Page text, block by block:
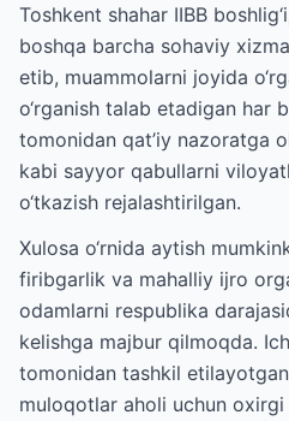
Toshkent shahar IIBB
boshqa barcha sohaviy
etib, muammolarni joyida
o‘rganish talab etadigan har
tomonidan qat’iy nazoratga
kabi sayyor qabullarni
o‘tkazish rejalashtirilgan.
Xulosa o‘rnida aytish
firibgarlik va mahalliy ijro
odamlarni respublika
kelishga majbur qilmoqda.
tomonidan tashkil
muloqotlar aholi uchun